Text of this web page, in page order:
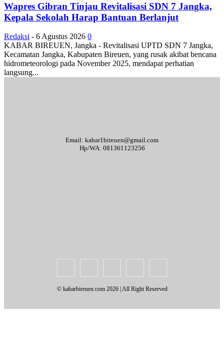
Wapres Gibran Tinjau Revitalisasi SDN 7 Jangka,
Kepala Sekolah Harap Bantuan Berlanjut
Redaksi - 6 Agustus 2026 0
KABAR BIREUEN, Jangka - Revitalisasi UPTD SDN 7 Jangka,
Kecamatan Jangka, Kabupaten Bireuen, yang rusak akibat bencana
hidrometeorologi pada November 2025, mendapat perhatian
langsung...
Email: kabar1bireuen@gmail.com
Hp/WA: 081361123256
© kabarbireuen.com 2026 | All Right Reserved